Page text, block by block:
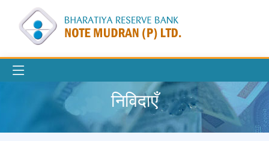
निविदाएँ